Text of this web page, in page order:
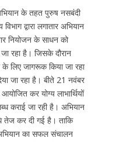
के तहत पुरुष नसबंदी
द्वारा लगातार अभियान
नियोजन के साधन को
रहा है। जिसके दौरान
लिए जागरूक किया जा रहा
जा रहा है। बीते 21 नवंबर
कर योग्य लाभार्थियों
कराई जा रही है। अभियान
तेज कर दी गई है। ताकि
अभियान का सफल संचालन